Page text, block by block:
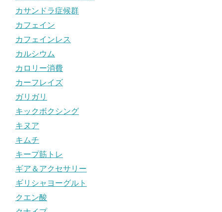
カサンドラ症候群
カフェイン
カフェインレス
カルシウム
カロリー消費
カーフレイズ
ガリガリ
キックボクシング
キヌア
キムチ
キープ筋トレ
ギア＆アクセサリー
ギリシャヨーグルト
クエン酸